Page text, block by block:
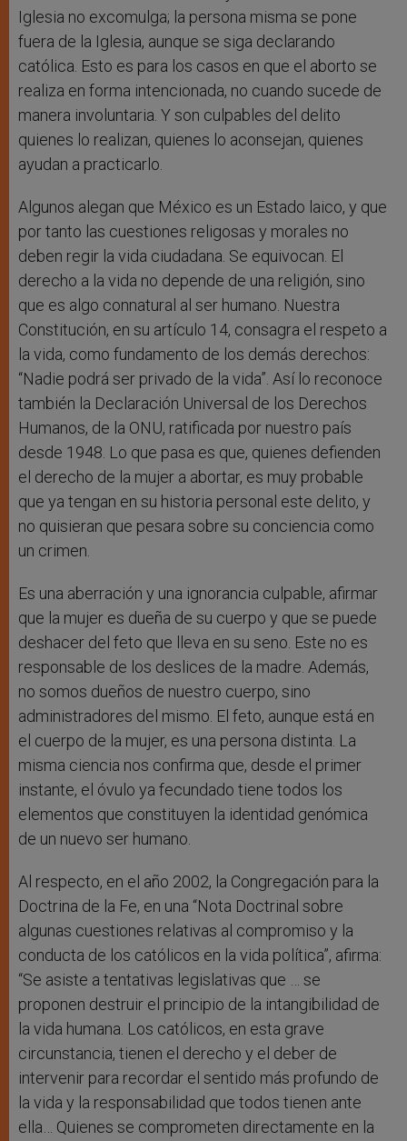
Iglesia no excomulga; la persona misma se pone
fuera de la Iglesia, aunque se siga declarando
católica. Esto es para los casos en que el aborto se
realiza en forma intencionada, no cuando sucede de
manera involuntaria. Y son culpables del delito
quienes lo realizan, quienes lo aconsejan, quienes
ayudan a practicarlo.
Algunos alegan que México es un Estado laico, y que
por tanto las cuestiones religosas y morales no
deben regir la vida ciudadana. Se equivocan. El
derecho a la vida no depende de una religión, sino
que es algo connatural al ser humano. Nuestra
Constitución, en su artículo 14, consagra el respeto a
la vida, como fundamento de los demás derechos:
“Nadie podrá ser privado de la vida”. Así lo reconoce
también la Declaración Universal de los Derechos
Humanos, de la ONU, ratificada por nuestro país
desde 1948. Lo que pasa es que, quienes defienden
el derecho de la mujer a abortar, es muy probable
que ya tengan en su historia personal este delito, y
no quisieran que pesara sobre su conciencia como
un crimen.
Es una aberración y una ignorancia culpable, afirmar
que la mujer es dueña de su cuerpo y que se puede
deshacer del feto que lleva en su seno. Este no es
responsable de los deslices de la madre. Además,
no somos dueños de nuestro cuerpo, sino
administradores del mismo. El feto, aunque está en
el cuerpo de la mujer, es una persona distinta. La
misma ciencia nos confirma que, desde el primer
instante, el óvulo ya fecundado tiene todos los
elementos que constituyen la identidad genómica
de un nuevo ser humano.
Al respecto, en el año 2002, la Congregación para la
Doctrina de la Fe, en una “Nota Doctrinal sobre
algunas cuestiones relativas al compromiso y la
conducta de los católicos en la vida política”, afirma:
“Se asiste a tentativas legislativas que … se
proponen destruir el principio de la intangibilidad de
la vida humana. Los católicos, en esta grave
circunstancia, tienen el derecho y el deber de
intervenir para recordar el sentido más profundo de
la vida y la responsabilidad que todos tienen ante
ella… Quienes se comprometen directamente en la